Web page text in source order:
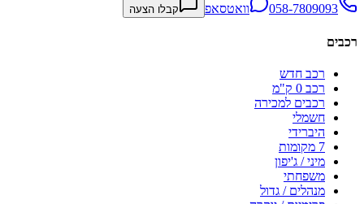
058-7809093 וואטסאפ קבלו הצעה
רכבים
רכב חדש
רכב 0 ק"מ
רכבים למכירה
חשמלי
היברידי
7 מקומות
מיני / ג'יפון
משפחתי
מנהלים / גדול